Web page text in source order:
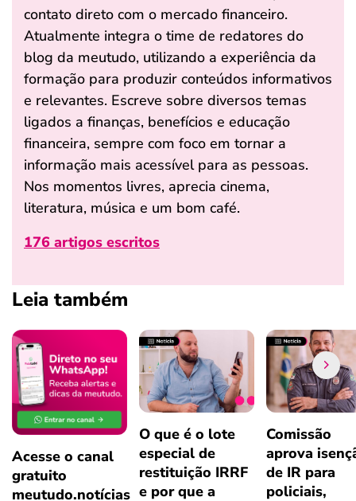
contato direto com o mercado financeiro.
Atualmente integra o time de redatores do
blog da meutudo, utilizando a experiência da
formação para produzir conteúdos informativos
e relevantes. Escreve sobre diversos temas
ligados a finanças, benefícios e educação
financeira, sempre com foco em tornar a
informação mais acessível para as pessoas.
Nos momentos livres, aprecia cinema,
literatura, música e um bom café.
176 artigos escritos
Leia também
Acesse o canal
gratuito
meutudo.notícias
O que é o lote
especial de
restituição IRRF
e por que a
Comissão
aprova
de IR para
policiais,